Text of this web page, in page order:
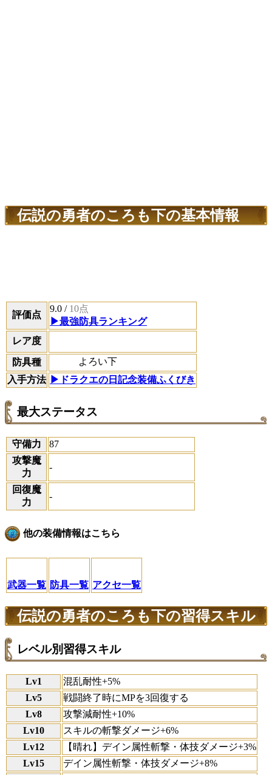
伝説の勇者のころも下の基本情報
評価点
9.0 / 10点
▶最強防具ランキング
レア度
防具種
よろい下
入手方法
▶ドラクエの日記念装備ふくびき
最大ステータス
守備力
87
攻撃魔
力
-
回復魔
力
-
他の装備情報はこちら
武器一覧 防具一覧 アクセ一覧
伝説の勇者のころも下の習得スキル
レベル別習得スキル
Lv1
混乱耐性+5%
Lv5
戦闘終了時にMPを3回復する
Lv8
攻撃減耐性+10%
Lv10
スキルの斬撃ダメージ+6%
Lv12
【晴れ】デイン属性斬撃・体技ダメージ+3%
Lv15
デイン属性斬撃・体技ダメージ+8%